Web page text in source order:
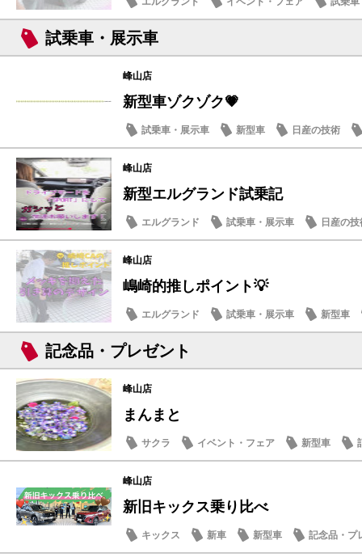
日産の技術
試乗車・展示車
峰山店
新型車ゾクゾク💗
試乗車・展示車 新型車 日産の技術
峰山店
新型エルグランド試乗記
エルグランド 試乗車・展示車
日産の技
スタッフ紹介
峰山店
嶋崎的推しポイント💡
エルグランド 試乗車・展示車 新型車
記念品・プレゼント
峰山店
まんまと
サクラ イベント・フェア 新型車
日常の出来事
峰山店
新旧キックス乗り比べ
キックス 新車 新型車 記念品・プ